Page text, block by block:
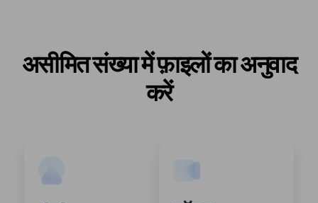
असीमित संख्या में फ़ाइलों का अनुवाद
करें